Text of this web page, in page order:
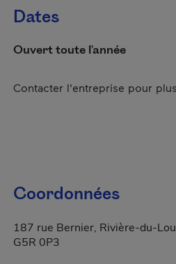
Dates
Ouvert toute l'année
Contacter l'entreprise pour
Coordonnées
187 rue Bernier, Rivière-du-
G5R 0P3